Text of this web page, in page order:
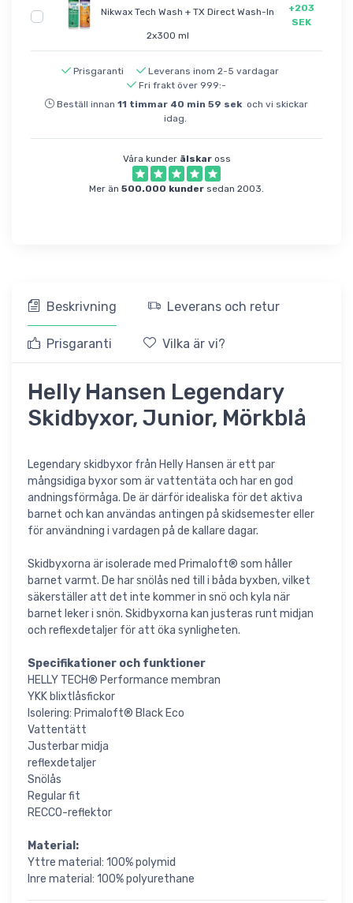
Nikwax Tech Wash + TX Direct Wash-In
2x300 ml
+203
SEK
Prisgaranti
Leverans inom 2-5 vardagar
Fri frakt över 999:-
Beställ innan 11 timmar 40 min 58 sekoch vi skickar
idag.
Våra kunder älskaross
Mer än 500.000 kunder sedan 2003.
Beskrivning Leverans och retur
Prisgaranti Vilka är vi?
Helly Hansen Legendary
Skidbyxor, Junior, Mörkblå
Legendary skidbyxor från Helly Hansen är ett par
mångsidiga byxor som är vattentäta och har en god
andningsförmåga. De är därför idealiska för det aktiva
barnet och kan användas antingen på skidsemester eller
för användning i vardagen på de kallare dagar.
Skidbyxorna är isolerade med Primaloft® som håller
barnet varmt. De har snölås ned till i båda byxben, vilket
säkerställer att det inte kommer in snö och kyla när
barnet leker i snön. Skidbyxorna kan justeras runt midjan
och reflexdetaljer för att öka synligheten.
Specifikationer och funktioner
HELLY TECH® Performance membran
YKK blixtlåsfickor
Isolering: Primaloft® Black Eco
Vattentätt
Justerbar midja
reflexdetaljer
Snölås
Regular fit
RECCO-reflektor
Material:
Yttre material: 100% polymid
Inre material: 100% polyurethane